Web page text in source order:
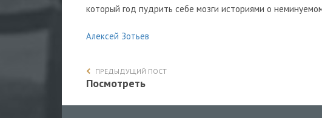
который год пудрить себе мозги историями о
Алексей Зотьев
ПРЕДЫДУЩИЙ ПОСТ
Посмотреть